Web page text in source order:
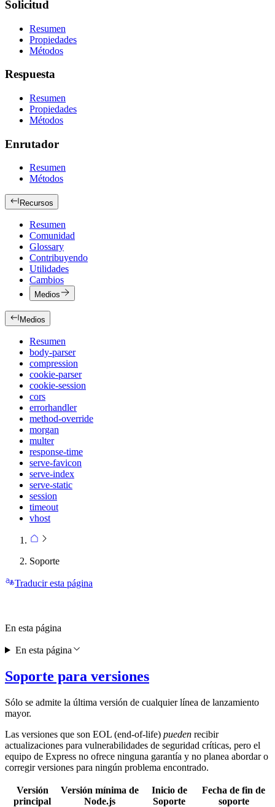
Solicitud
Resumen
Propiedades
Métodos
Respuesta
Resumen
Propiedades
Métodos
Enrutador
Resumen
Métodos
Recursos
Resumen
Comunidad
Glossary
Contribuyendo
Utilidades
Cambios
Medios
Medios
Resumen
body-parser
compression
cookie-parser
cookie-session
cors
errorhandler
method-override
morgan
multer
response-time
serve-favicon
serve-index
serve-static
session
timeout
vhost
Soporte
Traducir esta página
Soporte para versiones
Sólo se admite la última versión de cualquier línea de lanzamiento
mayor.
Las versiones que son EOL (end-of-life) pueden recibir
actualizaciones para vulnerabilidades de seguridad críticas, pero el
equipo de Express no ofrece ninguna garantía y no planea abordar o
corregir versiones para ningún problema encontrado.
Versión
principal
Versión mínima de
Node.js
Inicio de
Soporte
Fecha de fin de
soporte
En esta página
En esta página